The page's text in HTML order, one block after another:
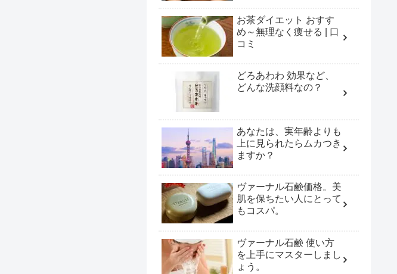
お茶ダイエット おすす
め～無理なく痩せる | 口
コミ
どろあわわ 効果など、
どんな洗顔料なの？
あなたは、実年齢よりも
上に見られたらムカつき
ますか？
ヴァーナル石鹸価格。美
肌を保ちたい人にとって
もコスパ。
ヴァーナル石鹸 使い方
を上手にマスターしまし
ょう。